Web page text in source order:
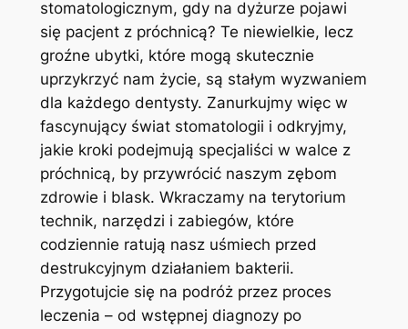
stomatologicznym, gdy na dyżurze pojawi
się pacjent z próchnicą? Te niewielkie, lecz
groźne ubytki, które mogą skutecznie
uprzykrzyć nam życie, są stałym wyzwaniem
dla każdego dentysty. Zanurkujmy więc w
fascynujący świat stomatologii i odkryjmy,
jakie kroki podejmują specjaliści w walce z
próchnicą, by przywrócić naszym zębom
zdrowie i blask. Wkraczamy na terytorium
technik, narzędzi i zabiegów, które
codziennie ratują nasz uśmiech przed
destrukcyjnym działaniem bakterii.
Przygotujcie się na podróż przez proces
leczenia – od wstępnej diagnozy po